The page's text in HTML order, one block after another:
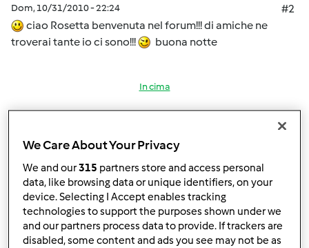
Dom, 10/31/2010 - 22:24
#2
ciao Rosetta benvenuta nel forum!!! di amiche ne
troverai tante io ci sono!!!
buona notte
In cima
rosetta 55 (non verificato)
We Care About Your Privacy
We and our315 partners store and access personal
data, like browsing data or unique identifiers, on your
device. Selecting I Accept enables tracking
technologies to support the purposes shown under we
and our partners process data to provide. If trackers are
disabled, some content and ads you see may not be as